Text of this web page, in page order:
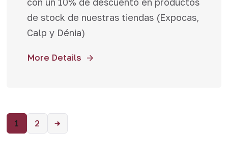
de stock de nuestras tiendas (Expocas,
Calp y Dénia)
More Details
1 2